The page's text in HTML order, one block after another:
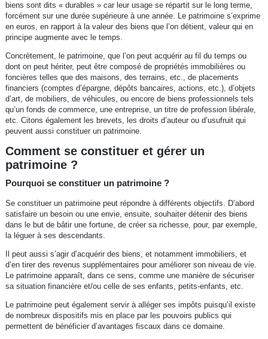
biens sont dits « durables » car leur usage se répartit sur le long terme,
forcément sur une durée supérieure à une année. Le patrimoine s’exprime
en euros, en rapport à la valeur des biens que l’on détient, valeur qui en
principe augmente avec le temps.
Concrètement, le patrimoine, que l’on peut acquérir au fil du temps ou
dont on peut hériter, peut être composé de propriétés immobilières ou
foncières telles que des maisons, des terrains, etc., de placements
financiers (comptes d’épargne, dépôts bancaires, actions, etc.), d’objets
d’art, de mobiliers, de véhicules, ou encore de biens professionnels tels
qu’un fonds de commerce, une entreprise, un titre de profession libérale,
etc. Citons également les brevets, les droits d’auteur ou d’usufruit qui
peuvent aussi constituer un patrimoine.
Comment se constituer et gérer un
patrimoine ?
Pourquoi se constituer un patrimoine ?
Se constituer un patrimoine peut répondre à différents objectifs. D’abord
satisfaire un besoin ou une envie, ensuite, souhaiter détenir des biens
dans le but de bâtir une fortune, de créer sa richesse, pour, par exemple,
la léguer à ses descendants.
Il peut aussi s’agir d’acquérir des biens, et notamment immobiliers, et
d’en tirer des revenus supplémentaires pour améliorer son niveau de vie.
Le patrimoine apparaît, dans ce sens, comme une manière de sécuriser
sa situation financière et/ou celle de ses enfants, petits-enfants, etc.
Le patrimoine peut également servir à alléger ses impôts puisqu’il existe
de nombreux dispositifs mis en place par les pouvoirs publics qui
permettent de bénéficier d’avantages fiscaux dans ce domaine.